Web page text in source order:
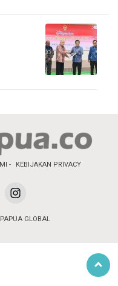
KEBIJAKAN PRIVACY
GLOBAL